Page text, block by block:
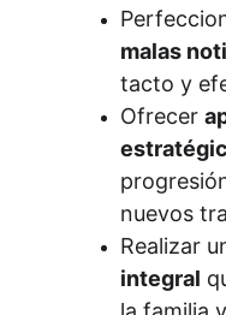
malas
tacto y
Ofrecer
nuevos
Realizar
integral